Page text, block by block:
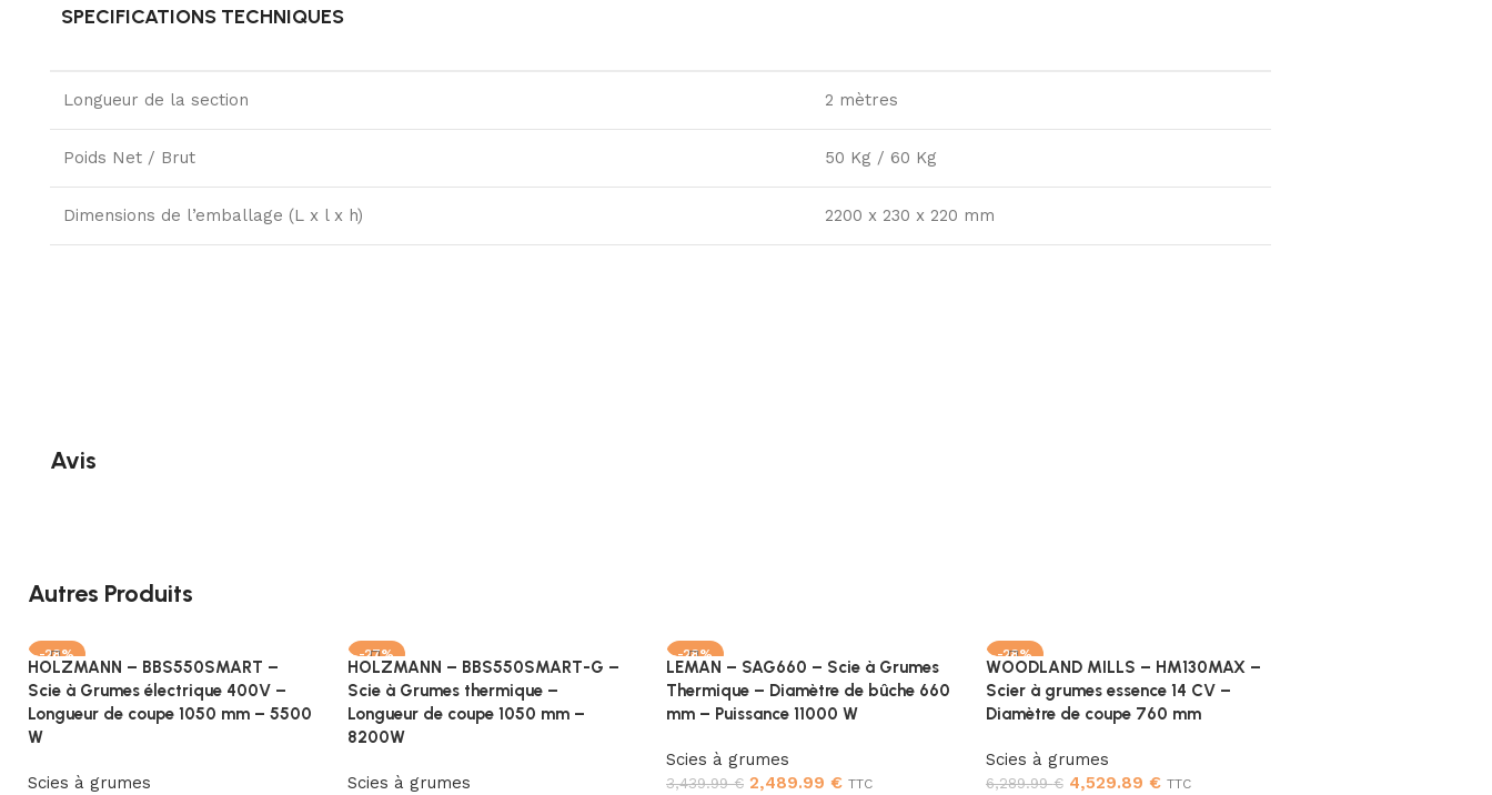
SPECIFICATIONS TECHNIQUES
Longueur de la section 2 mètres
Poids Net / Brut 50 Kg / 60 Kg
Dimensions de l’emballage (L x l x h) 2200 x 230 x 220 mm
Avis
Autres Produits
-28%
HOLZMANN – BBS550SMART –
Scie à Grumes électrique 400V –
Longueur de coupe 1050 mm – 5500
W
Scies à grumes
-27%
HOLZMANN – BBS550SMART-G –
Scie à Grumes thermique –
Longueur de coupe 1050 mm –
8200W
Scies à grumes
-28%
LEMAN – SAG660 – Scie à Grumes
Thermique – Diamètre de bûche 660
mm – Puissance 11000 W
Scies à grumes
3,439.99€ 2,489.99 € TTC
-28%
WOODLAND MILLS – HM130MAX –
Scier à grumes essence 14 CV –
Diamètre de coupe 760 mm
Scies à grumes
6,289.99€ 4,529.89 € TTC